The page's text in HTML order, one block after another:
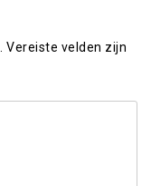
Vereiste velden zijn